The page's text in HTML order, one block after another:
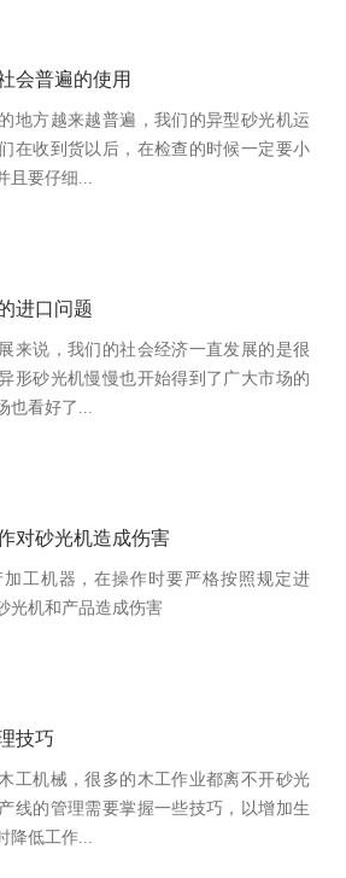
会普遍的使用
地方越来越普遍，我们的异型砂光机运
在收到货以后，在检查的时候一定要小
且要仔细...
进口问题
来说，我们的社会经济一直发展的是很
形砂光机慢慢也开始得到了广大市场的
也看好了...
对砂光机造成伤害
工机器，在操作时要严格按照规定进
光机和产品造成伤害
技巧
工机械，很多的木工作业都离不开砂光
线的管理需要掌握一些技巧，以增加生
降低工作...